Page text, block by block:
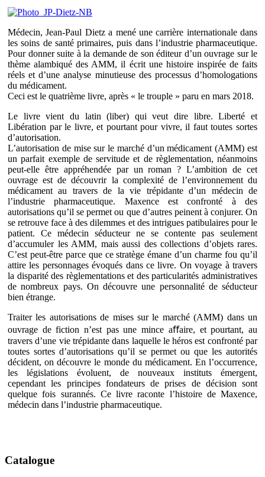
Médecin, Jean-Paul Dietz a mené une carrière internationale dans
les soins de santé primaires, puis dans l’industrie pharmaceutique.
Pour donner suite à la demande de son éditeur d’un ouvrage sur le
thème alambiqué des AMM, il écrit une histoire inspirée de faits
réels et d’une analyse minutieuse des processus d’homologations
du médicament.
Ceci est le quatrième livre, après « le trouple » paru en mars 2018.
Le livre vient du latin (liber) qui veut dire libre. Liberté et
Libération par le livre, et pourtant pour vivre, il faut toutes sortes
d’autorisation.
L’autorisation de mise sur le marché d’un médicament (AMM) est
un parfait exemple de servitude et de règlementation, néanmoins
peut-elle être appréhendée par un roman ? L’ambition de cet
ouvrage est de découvrir la complexité de l’environnement du
médicament au travers de la vie trépidante d’un médecin de
l’industrie pharmaceutique. Maxence est confronté à des
autorisations qu’il se permet ou que d’autres peinent à conjurer. On
se retrouve face à des dilemmes et des intrigues patibulaires pour le
patient. Ce médecin séducteur ne se contente pas seulement
d’accumuler les AMM, mais aussi des collections d’objets rares.
C’est peut-être parce que ce stratège émane d’un charme fou qu’il
attire les personnages évoqués dans ce livre. On voyage à travers
la disparité des règlementations et des particularités administratives
de nombreux pays. On découvre une personnalité de séducteur
bien étrange.
Traiter les autorisations de mises sur le marché (AMM) dans un
ouvrage de fiction n’est pas une mince aﬀaire, et pourtant, au
travers d’une vie trépidante dans laquelle le héros est confronté par
toutes sortes d’autorisations qu’il se permet ou que les autorités
décident, on découvre le monde du médicament. En l’occurrence,
les législations évoluent, de nouveaux instituts émergent,
cependant les principes fondateurs de prises de décision sont
quelque fois surannés. Ce livre raconte l’histoire de Maxence,
médecin dans l’industrie pharmaceutique.
Catalogue